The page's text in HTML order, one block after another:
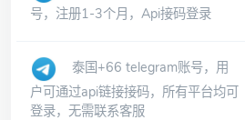
号，注册1-3个月，Api接码登录
泰国+66 telegram账号，用
户可通过api链接接码，所有平台均可
登录，无需联系客服